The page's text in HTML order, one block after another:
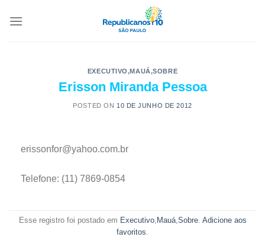
EXECUTIVO,MAUÁ,SOBRE
Erisson Miranda Pessoa
POSTED ON 10 DE JUNHO DE 2012
erissonfor@yahoo.com.br
Telefone: (11) 7869-0854
Esse registro foi postado em Executivo, Mauá, Sobre. Adicione aos
favoritos